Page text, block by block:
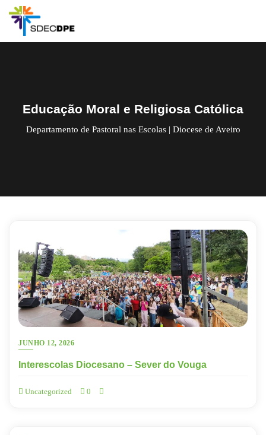
Skip
content
Educação Moral e Religiosa Católica
Departamento de Pastoral nas Escolas | Diocese de Aveiro
JUNHO 12, 2026
Interescolas Diocesano – Sever do Vouga
Uncategorized 0